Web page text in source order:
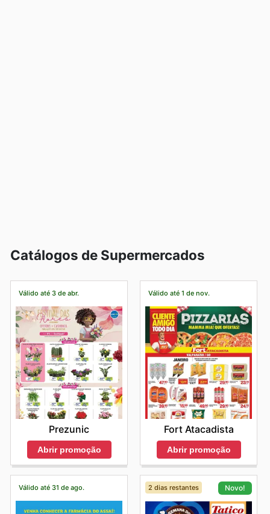
Catálogos de Supermercados
Válido até 3 de abr.
Prezunic
Abrir promoção
Válido até 1 de nov.
Fort Atacadista
Abrir promoção
Válido até 31 de ago. 2 dias restantes Novo!